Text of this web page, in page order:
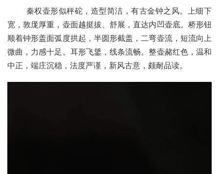
宽，敦厐厚重，壶面越挺拔、舒展，直达内凹壶底。桥形钮
顺着钟形盖面弧度拱起，半圆形截盖，二弯壶流，短流向上
微曲，力感十足。耳形飞鋬，线条流畅。整壶赭红色，温和
中正，端庄沉稳，法度严谨，新风古意，颇耐品读。